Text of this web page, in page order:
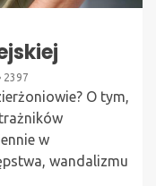
2397
O tym,
w
wandalizmu